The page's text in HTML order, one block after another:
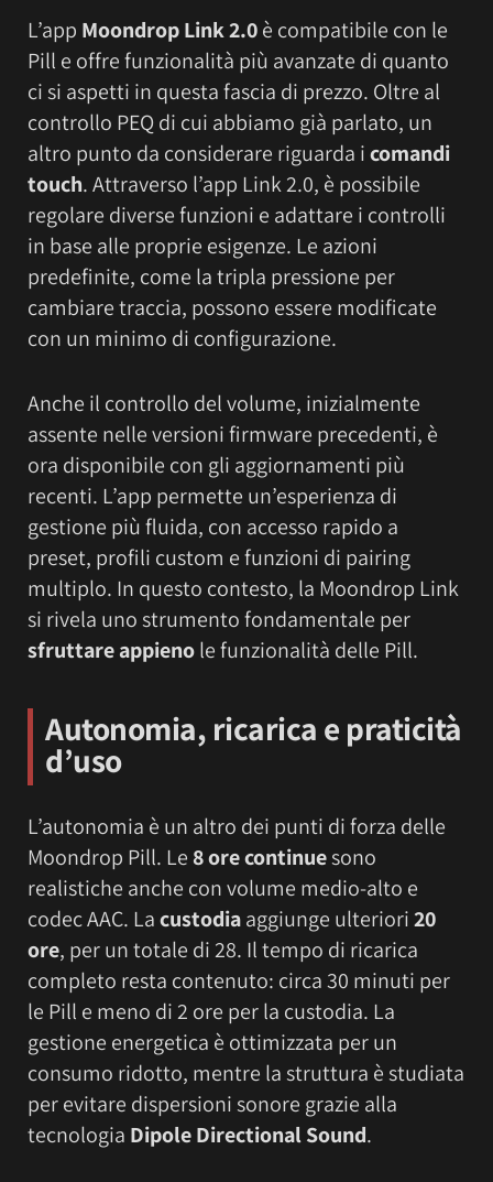
L’app Moondrop Link 2.0è compatibile con le
Pill e offre funzionalità più avanzate di quanto
ci si aspetti in questa fascia di prezzo. Oltre al
controllo PEQ di cui abbiamo già parlato, un
altro punto da considerare riguarda icomandi
touch. Attraverso l’app Link 2.0, è possibile
regolare diverse funzioni e adattare i controlli
in base alle proprie esigenze. Le azioni
predefinite, come la tripla pressione per
cambiare traccia, possono essere modificate
con un minimo di configurazione.
Anche il controllo del volume, inizialmente
assente nelle versioni firmware precedenti, è
ora disponibile con gli aggiornamenti più
recenti. L’app permette un’esperienza di
gestione più fluida, con accesso rapido a
preset, profili custom e funzioni di pairing
multiplo. In questo contesto, la Moondrop Link
si rivela uno strumento fondamentale per
sfruttare appienole funzionalità delle Pill.
Autonomia, ricarica e praticità
d’uso
L’autonomia è un altro dei punti di forza delle
Moondrop Pill. Le 8 ore continuesono
realistiche anche con volume medio-alto e
codec AAC. Lacustodiaaggiunge ulteriori20
ore, per un totale di 28. Il tempo di ricarica
completo resta contenuto: circa 30 minuti per
le Pill e meno di 2 ore per la custodia. La
gestione energetica è ottimizzata per un
consumo ridotto, mentre la struttura è studiata
per evitare dispersioni sonore grazie alla
tecnologia Dipole Directional Sound.